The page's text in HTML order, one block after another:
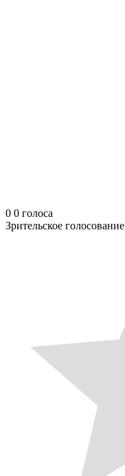
0 0 голоса
Зрительское голосование